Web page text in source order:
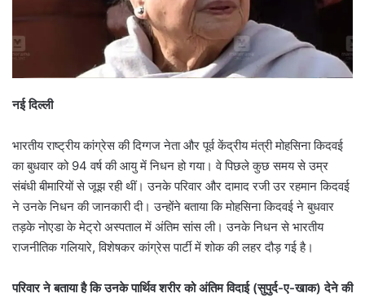
नई दिल्ली
भारतीय राष्ट्रीय कांग्रेस की दिग्गज नेता और पूर्व केंद्रीय मंत्री मोहसिना किदवई
का बुधवार को 94 वर्ष की आयु में निधन हो गया। वे पिछले कुछ समय से उम्र
संबंधी बीमारियों से जूझ रही थीं। उनके परिवार और दामाद रजी उर रहमान किदवई
ने उनके निधन की जानकारी दी। उन्होंने बताया कि मोहसिना किदवई ने बुधवार
तड़के नोएडा के मेट्रो अस्पताल में अंतिम सांस ली। उनके निधन से भारतीय
राजनीतिक गलियारे, विशेषकर कांग्रेस पार्टी में शोक की लहर दौड़ गई है।
परिवार ने बताया है कि उनके पार्थिव शरीर को अंतिम विदाई (सुपुर्द-ए-खाक) देने की